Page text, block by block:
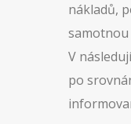
nákladů,
samotnou
V
po